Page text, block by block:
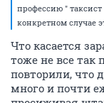
профессию " таксист
конкретном случае
Что касается
тоже не все так
повторили, что
много и почти